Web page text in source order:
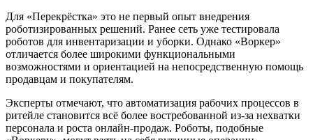
Для «Перекрёстка» это не первый опыт внедрения
роботизированных решений. Ранее сеть уже тестировала
роботов для инвентаризации и уборки. Однако «Воркер»
отличается более широкими функциональными
возможностями и ориентацией на непосредственную помощь
продавцам и покупателям.
Эксперты отмечают, что автоматизация рабочих процессов в
ритейле становится всё более востребованной из-за нехватки
персонала и роста онлайн-продаж. Роботы, подобные